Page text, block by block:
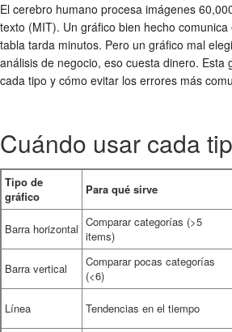
El cerebro humano procesa imágenes
texto (MIT). Un gráfico bien hecho
tabla tarda minutos. Pero un gráfico mal
análisis de negocio, eso cuesta dinero. Esta
cada tipo y cómo evitar los errores más
Cuándo usar cada
Tipo de
gráfico
Para qué sirve
Barra horizontal Comparar categorías (>5
items)
Barra vertical
Comparar pocas categorías
(<6)
Línea Tendencias en el tiempo